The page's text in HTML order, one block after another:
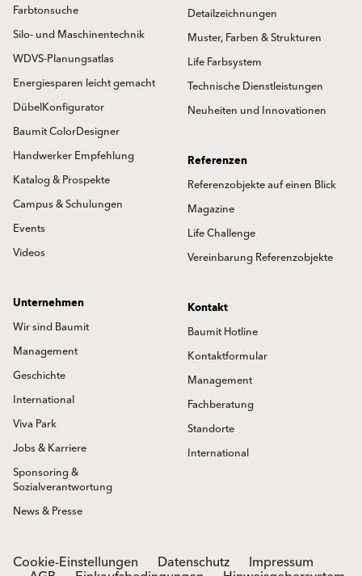
Farbtonsuche
Silo- und Maschinentechnik
WDVS-Planungsatlas
Energiesparen leicht gemacht
DübelKonfigurator
Baumit ColorDesigner
Handwerker Empfehlung
Katalog & Prospekte
Campus & Schulungen
Events
Videos
Detailzeichnungen
Muster, Farben & Strukturen
Life Farbsystem
Technische Dienstleistungen
Neuheiten und Innovationen
Referenzen
Referenzobjekte auf einen Blick
Magazine
Life Challenge
Vereinbarung Referenzobjekte
Unternehmen
Wir sind Baumit
Management
Geschichte
International
Viva Park
Jobs & Karriere
Sponsoring &
Sozialverantwortung
News & Presse
Kontakt
Baumit Hotline
Kontaktformular
Management
Fachberatung
Standorte
International
Cookie-Einstellungen Datenschutz Impressum